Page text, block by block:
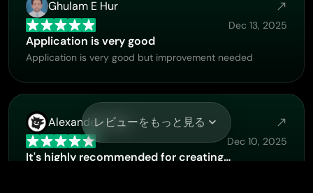
Ghulam E Hur
Dec 13, 2025
Application is very good
Application is very good but improvement needed
Alexander Sorto
Dec 10, 2025
It's highly recommended for creating…
レビューをもっと見る